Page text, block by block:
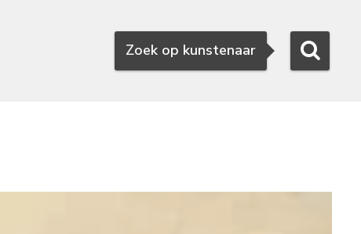
Zoeken
Zoek op kunstenaar